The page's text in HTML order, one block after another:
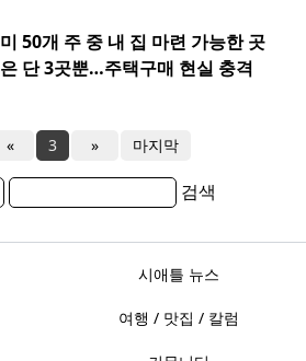
미 50개 주 중 내 집 마련 가능한 곳
은 단 3곳뿐…주택구매 현실 충격
« 3 » 마지막
검색
시애틀 뉴스
여행 / 맛집 / 칼럼